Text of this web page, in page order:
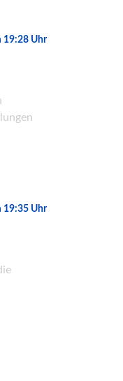
19:28 Uhr
19:35 Uhr